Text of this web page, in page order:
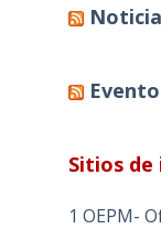
Sitios
1 OEPM-